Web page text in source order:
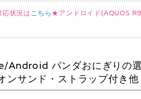
状況はこちら★アンドロイド(AQUOS
Android パンダおにぎりの
ンサンド・ストラップ付き他